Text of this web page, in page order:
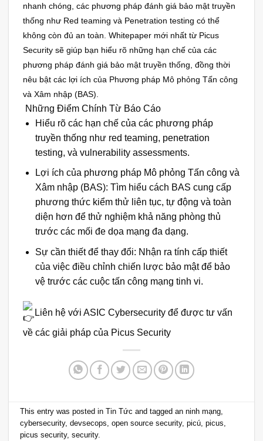
nhanh chóng, các phương pháp đánh giá bảo mật truyền
thống như Red teaming và Penetration testing có thể
không còn đủ an toàn. Whitepaper mới nhất từ Picus
Security sẽ giúp bạn hiểu rõ những hạn chế của các
phương pháp đánh giá bảo mật truyền thống, đồng thời
nêu bật các lợi ích của Phương pháp Mô phỏng Tấn công
và Xâm nhập (BAS).
Những Điểm Chính Từ Báo Cáo
Hiểu rõ các hạn chế của các phương pháp
truyền thống như red teaming, penetration
testing, và vulnerability assessments.
Lợi ích của phương pháp Mô phỏng Tấn công và
Xâm nhập (BAS): Tìm hiểu cách BAS cung cấp
phương thức kiểm thử liên tục, tự động và toàn
diện hơn để thử nghiệm khả năng phòng thủ
trước các mối đe dọa mạng đa dạng.
Sự cần thiết để thay đổi: Nhận ra tính cấp thiết
của việc điều chỉnh chiến lược bảo mật để bảo
vệ trước các cuộc tấn công mạng tinh vi.
Liên hệ với ASIC Cybersecurity để được tư vấn
về các giải pháp của Picus Security
This entry was posted inTin Tức and taggedan ninh mạng,
cybersecurity,devsecops,open source security,picú,picus,
picus security,security.